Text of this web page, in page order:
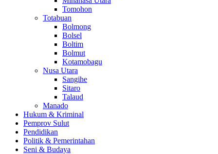
Tomohon
Totabuan
Bolmong
Bolsel
Boltim
Bolmut
Kotamobagu
Nusa Utara
Sangihe
Sitaro
Talaud
Manado
Hukum & Kriminal
Pemprov Sulut
Pendidikan
Politik & Pemerintahan
Seni & Budaya